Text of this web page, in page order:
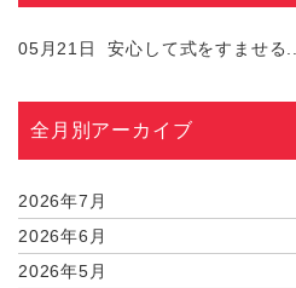
05月21日 安心して式をすませる...
全月別アーカイブ
2026年7月
2026年6月
2026年5月